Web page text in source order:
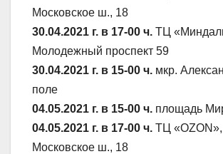
Московское ш., 18
30.04.2021 г. в 17-00 ч. ТЦ
Молодежный проспект 59
30.04.2021 г. в 15-00 ч. мкр.
поле
04.05.2021 г. в 15-00 ч. площадь
04.05.2021 г. в 17-00 ч. ТЦ «OZON»,
Московское ш., 18